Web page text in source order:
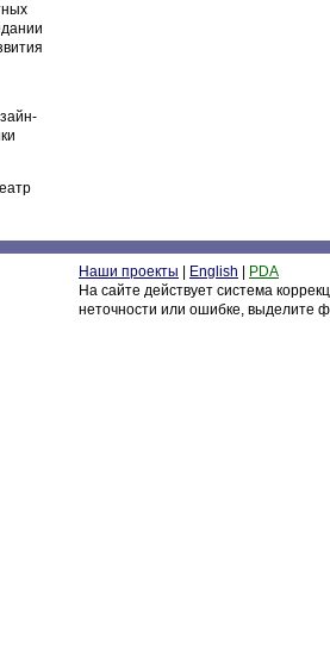
Наши проекты English
PDA
На сайте действует система
неточности или ошибке, выделите